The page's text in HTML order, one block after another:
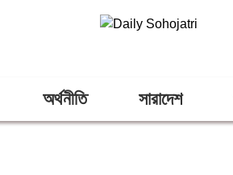
অর্থনীতি সারাদেশ